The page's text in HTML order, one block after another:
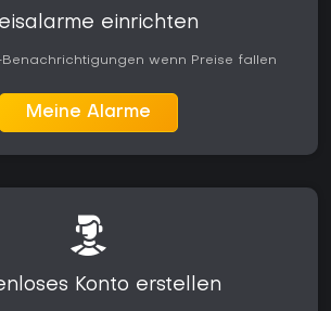
einrichten
Benachrichtigungen wenn Preise fallen
Meine Alarme
Konto erstellen